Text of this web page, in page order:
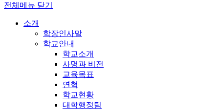
전체메뉴 닫기
소개
학장인사말
학교안내
학교소개
사명과 비전
교육목표
연혁
학교현황
대학행정팀